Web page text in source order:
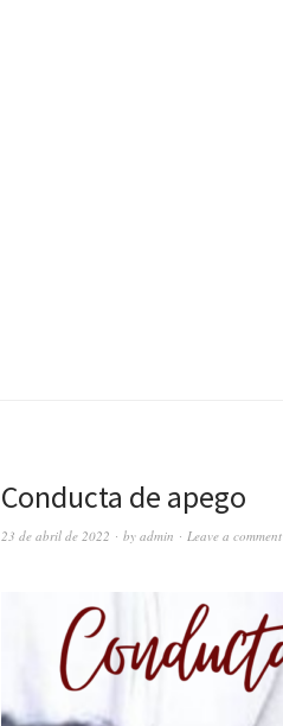
Conducta de apego
23 de abril de 2022 by admin Leave a comment